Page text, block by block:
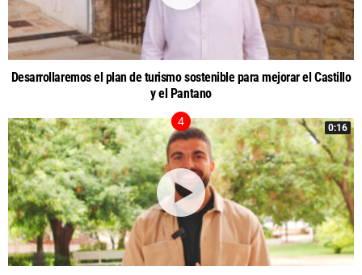
Desarrollaremos el plan de turismo sostenible para mejorar el Castillo
y el Pantano
0:16